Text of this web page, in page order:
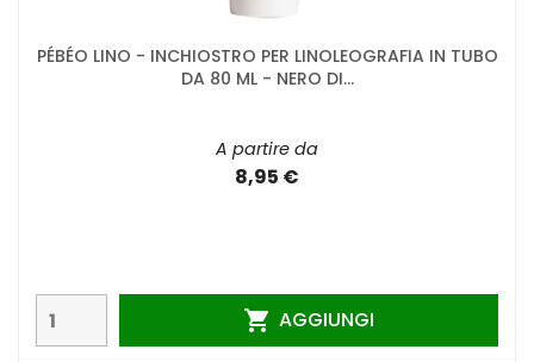
PÉBÉO LINO - INCHIOSTRO PER LINOLEOGRAFIA IN TUBO
DA 80 ML - NERO DI...
A partire da
8,95 €
 AGGIUNGI